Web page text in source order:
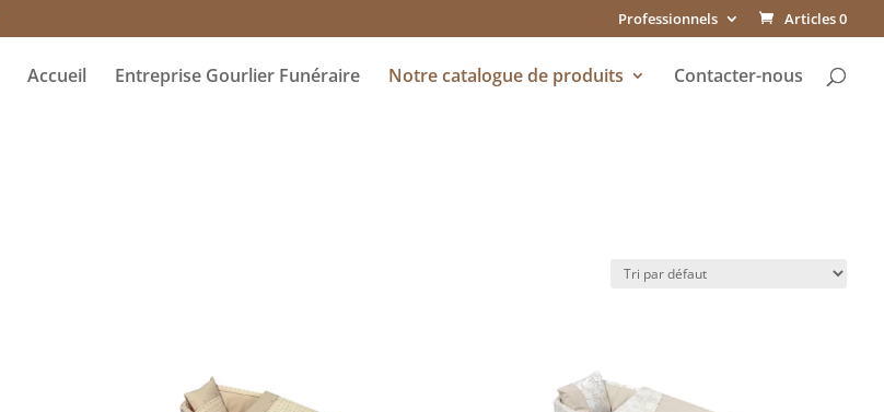
Professionnels Articles 0
Accueil Entreprise Gourlier Funéraire Notre catalogue de produits Contacter-nous